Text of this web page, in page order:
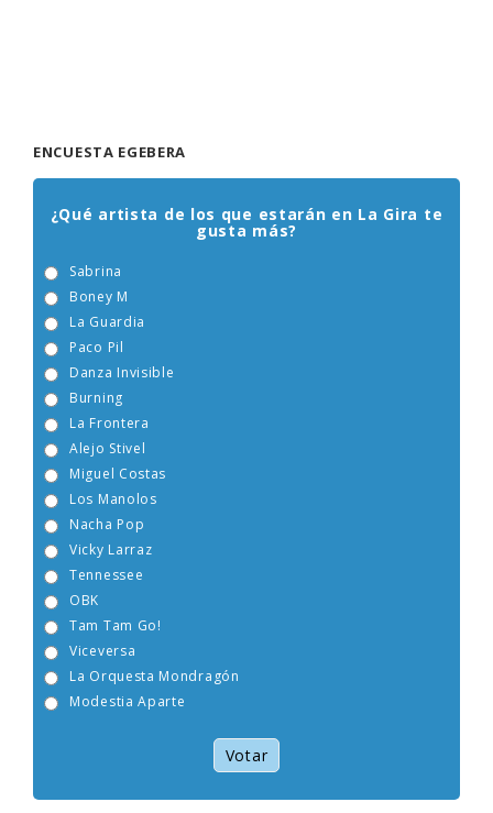
¿Qué artista de los que estarán en La Gira te
gusta más?
Boney M
Burning
Alejo Stivel
Miguel Costas
Nacha Pop
Vicky Larraz
La Orquesta Mondragón
Modestia Aparte
Votar